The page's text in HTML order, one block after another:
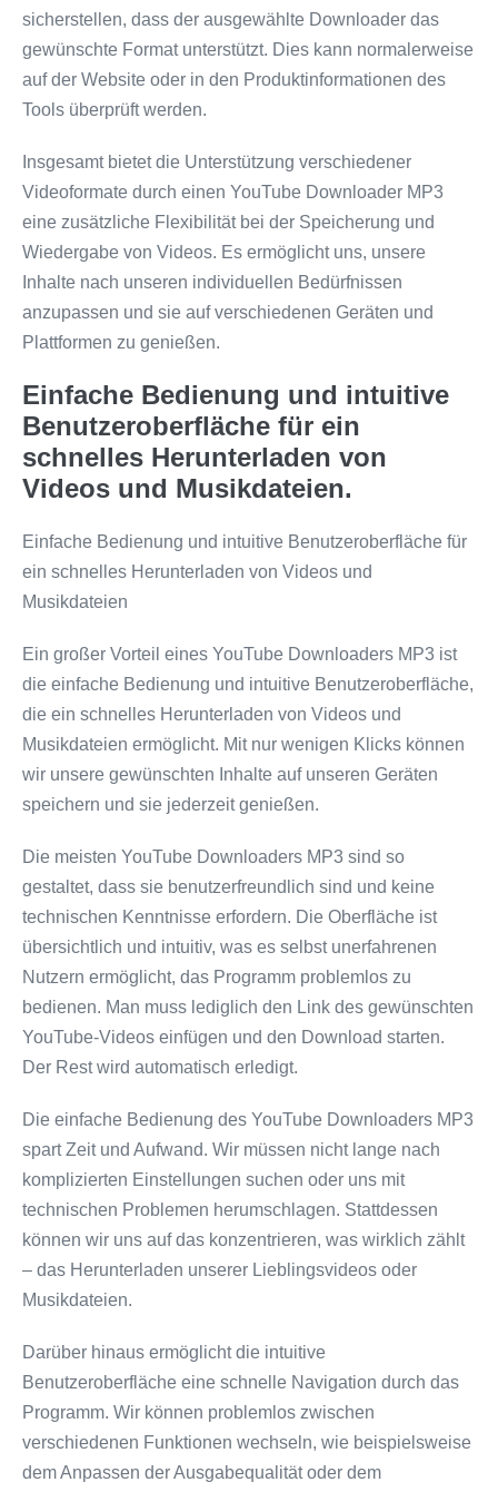
sicherstellen, dass der ausgewählte Downloader das
gewünschte Format unterstützt. Dies kann normalerweise
auf der Website oder in den Produktinformationen des
Tools überprüft werden.
Insgesamt bietet die Unterstützung verschiedener
Videoformate durch einen YouTube Downloader MP3
eine zusätzliche Flexibilität bei der Speicherung und
Wiedergabe von Videos. Es ermöglicht uns, unsere
Inhalte nach unseren individuellen Bedürfnissen
anzupassen und sie auf verschiedenen Geräten und
Plattformen zu genießen.
Einfache Bedienung und intuitive
Benutzeroberfläche für ein
schnelles Herunterladen von
Videos und Musikdateien.
Einfache Bedienung und intuitive Benutzeroberfläche für
ein schnelles Herunterladen von Videos und
Musikdateien
Ein großer Vorteil eines YouTube Downloaders MP3 ist
die einfache Bedienung und intuitive Benutzeroberfläche,
die ein schnelles Herunterladen von Videos und
Musikdateien ermöglicht. Mit nur wenigen Klicks können
wir unsere gewünschten Inhalte auf unseren Geräten
speichern und sie jederzeit genießen.
Die meisten YouTube Downloaders MP3 sind so
gestaltet, dass sie benutzerfreundlich sind und keine
technischen Kenntnisse erfordern. Die Oberfläche ist
übersichtlich und intuitiv, was es selbst unerfahrenen
Nutzern ermöglicht, das Programm problemlos zu
bedienen. Man muss lediglich den Link des gewünschten
YouTube-Videos einfügen und den Download starten.
Der Rest wird automatisch erledigt.
Die einfache Bedienung des YouTube Downloaders MP3
spart Zeit und Aufwand. Wir müssen nicht lange nach
komplizierten Einstellungen suchen oder uns mit
technischen Problemen herumschlagen. Stattdessen
können wir uns auf das konzentrieren, was wirklich zählt
– das Herunterladen unserer Lieblingsvideos oder
Musikdateien.
Darüber hinaus ermöglicht die intuitive
Benutzeroberfläche eine schnelle Navigation durch das
Programm. Wir können problemlos zwischen
verschiedenen Funktionen wechseln, wie beispielsweise
dem Anpassen der Ausgabequalität oder dem